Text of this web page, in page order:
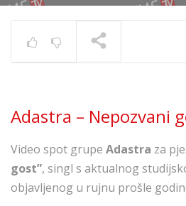
Adastra – Nepozvani
Video spot grupe Adastra za
gost”, singl s aktualnog
objavljenog u rujnu prošle